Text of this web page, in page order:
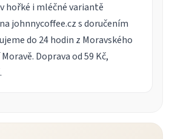
hořké i mléčné variantě
johnnycoffee.cz s doručením
do 24 hodin z Moravského
Doprava od 59 Kč,